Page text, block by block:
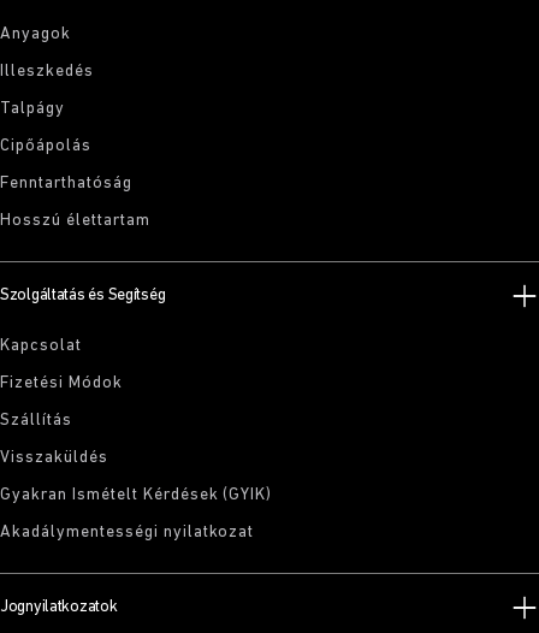
Anyagok
Illeszkedés
Talpágy
Cipőápolás
Fenntarthatóság
Hosszú élettartam
Szolgáltatás és Segítség
Kapcsolat
Fizetési Módok
Szállítás
Visszaküldés
Gyakran Ismételt Kérdések (GYIK)
Akadálymentességi nyilatkozat
Jognyilatkozatok